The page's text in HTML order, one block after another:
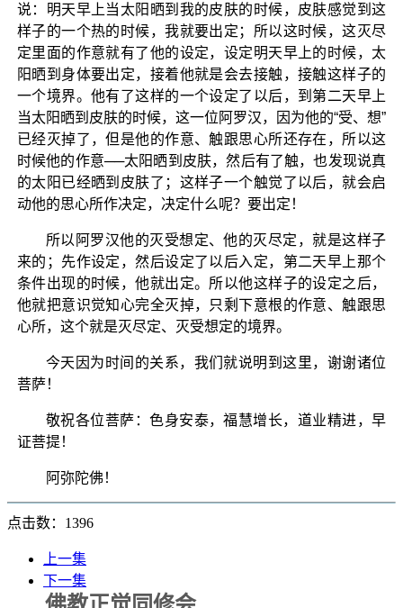
说：明天早上当太阳晒到我的皮肤的时候，皮肤感觉到这
样子的一个热的时候，我就要出定；所以这时候，这灭尽
定里面的作意就有了他的设定，设定明天早上的时候，太
阳晒到身体要出定，接着他就是会去接触，接触这样子的
一个境界。他有了这样的一个设定了以后，到第二天早上
当太阳晒到皮肤的时候，这一位阿罗汉，因为他的“受、想”
已经灭掉了，但是他的作意、触跟思心所还存在，所以这
时候他的作意──太阳晒到皮肤，然后有了触，也发现说真
的太阳已经晒到皮肤了；这样子一个触觉了以后，就会启
动他的思心所作决定，决定什么呢？要出定！
所以阿罗汉他的灭受想定、他的灭尽定，就是这样子
来的；先作设定，然后设定了以后入定，第二天早上那个
条件出现的时候，他就出定。所以他这样子的设定之后，
他就把意识觉知心完全灭掉，只剩下意根的作意、触跟思
心所，这个就是灭尽定、灭受想定的境界。
今天因为时间的关系，我们就说明到这里，谢谢诸位
菩萨！
敬祝各位菩萨：色身安泰，福慧增长，道业精进，早
证菩提！
阿弥陀佛！
点击数：1396
上一集
下一集